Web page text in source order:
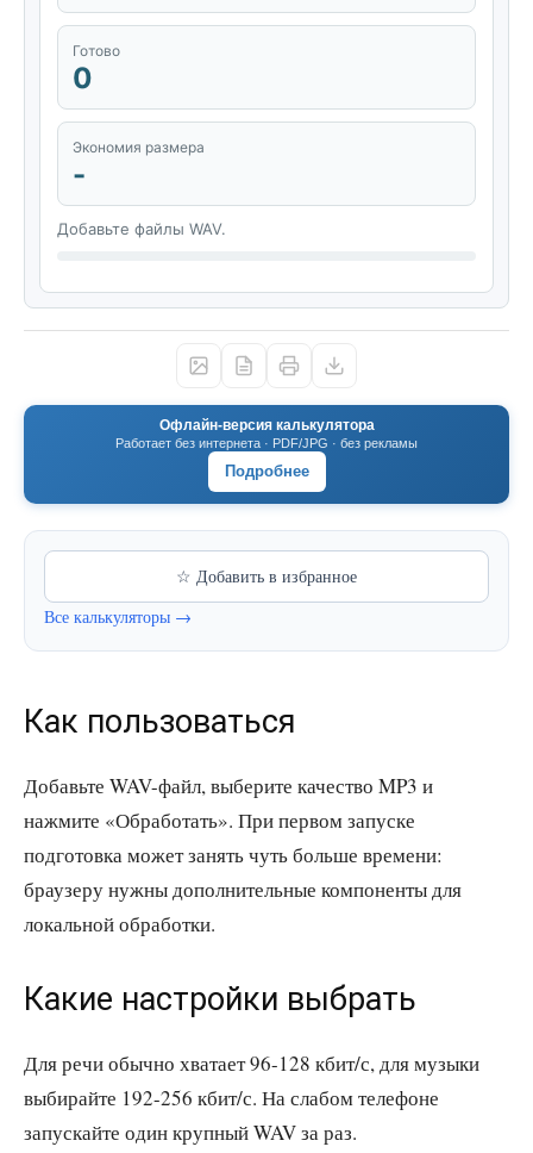
Готово
0
Экономия размера
-
Добавьте файлы WAV.
Офлайн-версия калькулятора
Работает без интернета · PDF/JPG · без рекламы
Подробнее
☆ Добавить в избранное
Все калькуляторы →
Как пользоваться
Добавьте WAV-файл, выберите качество MP3 и
нажмите «Обработать». При первом запуске
подготовка может занять чуть больше времени:
браузеру нужны дополнительные компоненты для
локальной обработки.
Какие настройки выбрать
Для речи обычно хватает 96-128 кбит/с, для музыки
выбирайте 192-256 кбит/с. На слабом телефоне
запускайте один крупный WAV за раз.